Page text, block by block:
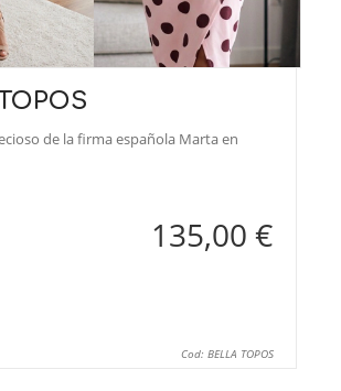
de la firma española Marta en
135,00 €
Cod: BELLA TOPOS